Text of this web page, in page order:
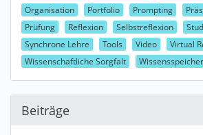
Organisation
Portfolio Prompting
Prüfung
Reflexion Selbstreflexion
Synchrone Lehre
Tools Video Virtual
Wissenschaftliche Sorgfalt
Wissensspeicher
Beiträge